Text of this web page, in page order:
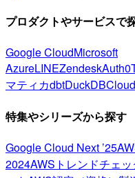
プロダクトやサービスで
Google CloudMicrosoft
AzureLINEZendeskAuth0
マティカdbtDuckDB
特集やシリーズから探す
Google Cloud Next ’25
2024AWSトレンドチェッ